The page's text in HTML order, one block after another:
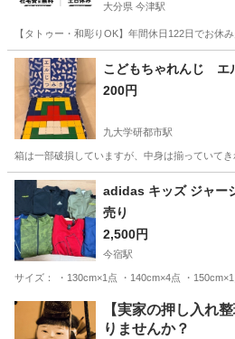
大分県 今津駅
【タトゥー・和彫りOK】年間休日122日でお
大分 中津市 今津駅 その他
こどもちゃれんじ エ
200円
九大学研都市駅
箱は一部破損していますが、中身は揃っていてき
福岡 福岡市 九大学研都市駅 キッ
adidas キッズ ジャー
売り
2,500円
今宿駅
サイズ： ・130cm×1点 ・140cm×4点 ・
福岡 福岡市 今宿駅 キッズ用品
【実家の押し入れ
りませんか？